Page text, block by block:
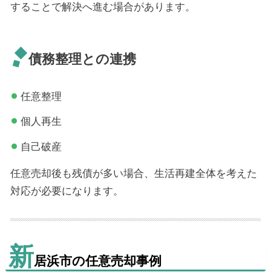
することで解決へ進む場合があります。
債務整理との連携
任意整理
個人再生
自己破産
任意売却後も残債が多い場合、生活再建全体を考えた
対応が必要になります。
新居浜市の任意売却事例